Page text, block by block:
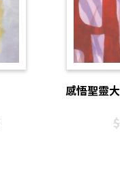
感悟聖靈
$